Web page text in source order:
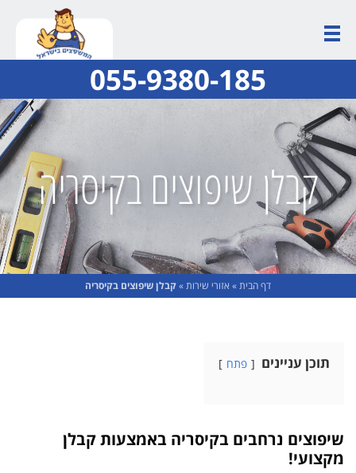
055-9380-185
קבלן שיפוצים בקיסריה
דף הבית» אזורי שירות»קבלן שיפוצים בקיסריה
תוכן עניינים פתח
שיפוצים נרחבים בקיסריה באמצעות קבלן
מקצועי!